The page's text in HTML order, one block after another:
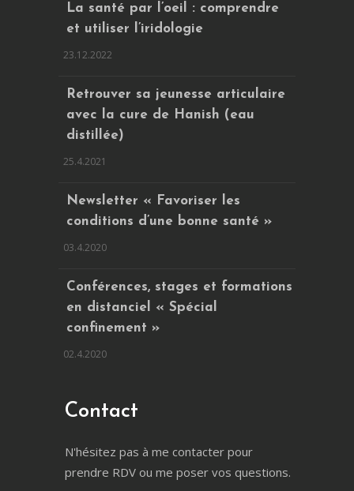
La santé par l’oeil : comprendre
et utiliser l’iridologie
23.12.2022
Retrouver sa jeunesse articulaire
avec la cure de Hanish (eau
distillée)
25.4.2021
Newsletter « Favoriser les
conditions d’une bonne santé »
03.4.2020
Conférences, stages et formations
en distanciel « Spécial
confinement »
02.4.2020
Contact
N'hésitez pas à me contacter pour
prendre RDV ou me poser vos questions.